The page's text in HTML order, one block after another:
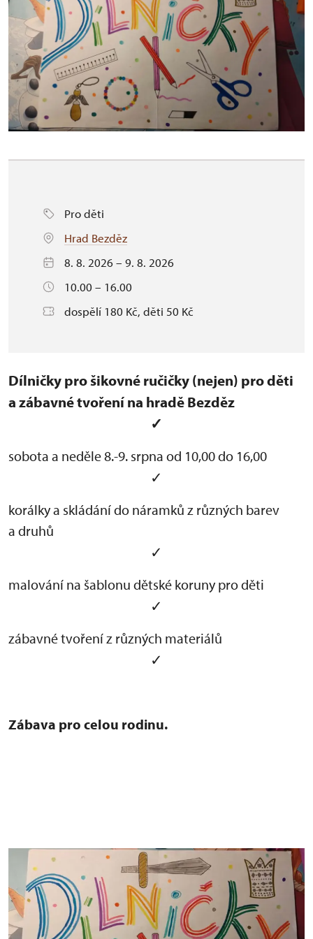
Pro děti
Hrad Bezděz
8. 8. 2026 – 9. 8. 2026
10.00 – 16.00
dospělí 180 Kč, děti 50 Kč
Dílničky pro šikovné ručičky (nejen) pro děti
a zábavné tvoření na hradě Bezděz
✓
sobota a neděle 8.-9. srpna od 10,00 do 16,00
✓
korálky a skládání do náramků z různých barev
a druhů
✓
malování na šablonu dětské koruny pro děti
✓
zábavné tvoření z různých materiálů
✓
Zábava pro celou rodinu.